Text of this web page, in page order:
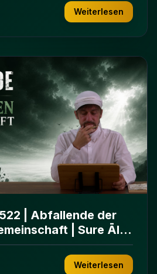
Weiterlesen
| Abfallende der
| Sure Āl
Weiterlesen